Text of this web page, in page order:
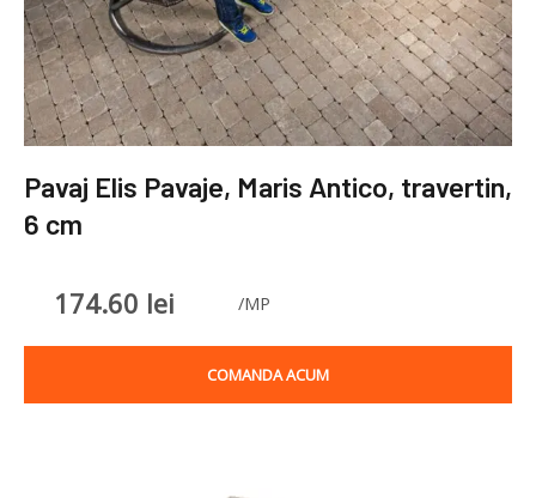
Pavaj Elis Pavaje, Maris Antico, travertin,
6 cm
174.60 lei /MP
COMANDA ACUM